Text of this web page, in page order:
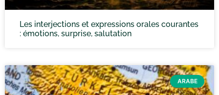
Les interjections et expressions orales courantes
: émotions, surprise, salutation
ARABE